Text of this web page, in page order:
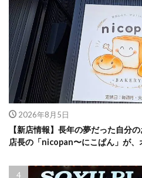
2026年8月5日
【新店情報】長年の夢だった自分
店長の「nicopan〜にこぱん」が